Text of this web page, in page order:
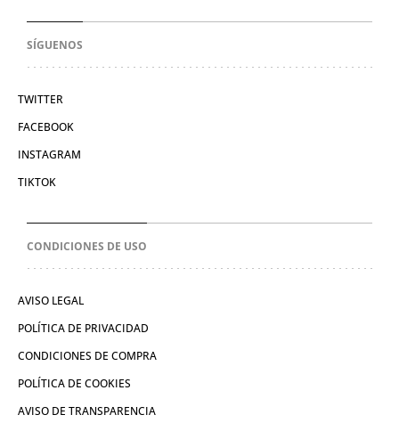
SÍGUENOS
TWITTER
FACEBOOK
INSTAGRAM
TIKTOK
CONDICIONES DE USO
AVISO LEGAL
POLÍTICA DE PRIVACIDAD
CONDICIONES DE COMPRA
POLÍTICA DE COOKIES
AVISO DE TRANSPARENCIA